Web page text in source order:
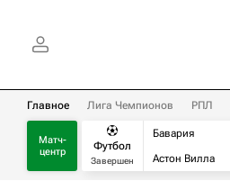
Главное Лига Чемпионов РПЛ
Матч-
центр
Футбол
Завершен
Бавария
Астон Вилла